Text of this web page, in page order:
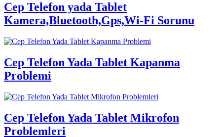
Cep Telefon yada Tablet
Kamera,Bluetooth,Gps,Wi-Fi Sorunu
Cep Telefon Yada Tablet Kapanma
Problemi
Cep Telefon Yada Tablet Mikrofon
Problemleri